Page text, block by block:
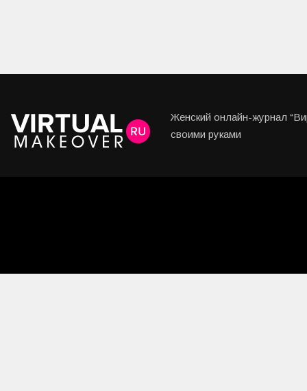
Женский онлайн-журнал
своими руками